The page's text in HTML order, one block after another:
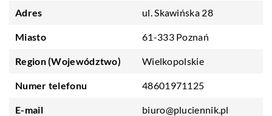
Adres ul. Skawińska 28
Miasto 61-333 Poznań
Region (Województwo) Wielkopolskie
Numer telefonu 48601971125
E-mail biuro@pluciennik.pl